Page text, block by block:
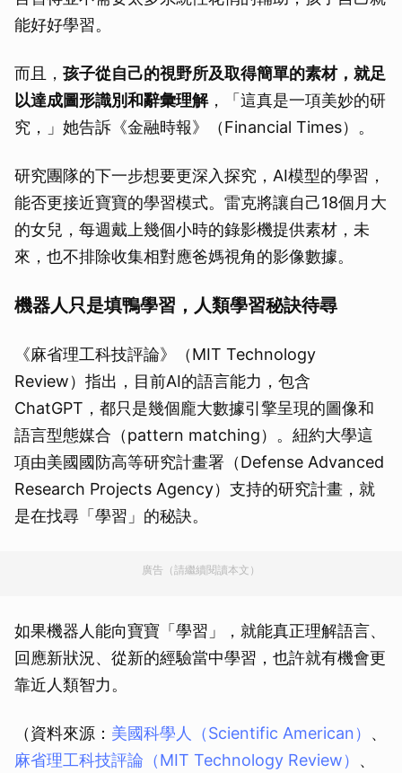
能好好學習。
而且， 孩子從自己的視野所及取得簡單的素材，就足
以達成圖形識別和辭彙理解，「這真是一項美妙的研
究，」她告訴《金融時報》（Financial Times）。
研究團隊的下一步想要更深入探究，AI模型的學習，
能否更接近寶寶的學習模式。雷克將讓自己18個月大
的女兒，每週戴上幾個小時的錄影機提供素材，未
來，也不排除收集相對應爸媽視角的影像數據。
機器人只是填鴨學習，人類學習秘訣待尋
《麻省理工科技評論》（MIT Technology
Review）指出，目前AI的語言能力，包含
ChatGPT，都只是幾個龐大數據引擎呈現的圖像和
語言型態媒合（pattern matching）。紐約大學這
項由美國國防高等研究計畫署（Defense Advanced
Research Projects Agency）支持的研究計畫，就
是在找尋「學習」的秘訣。
廣告（請繼續閱讀本文）
如果機器人能向寶寶「學習」，就能真正理解語言、
回應新狀況、從新的經驗當中學習，也許就有機會更
靠近人類智力。
（資料來源： 美國科學人（Scientific American） 、
麻省理工科技評論（MIT Technology Review） 、
取消